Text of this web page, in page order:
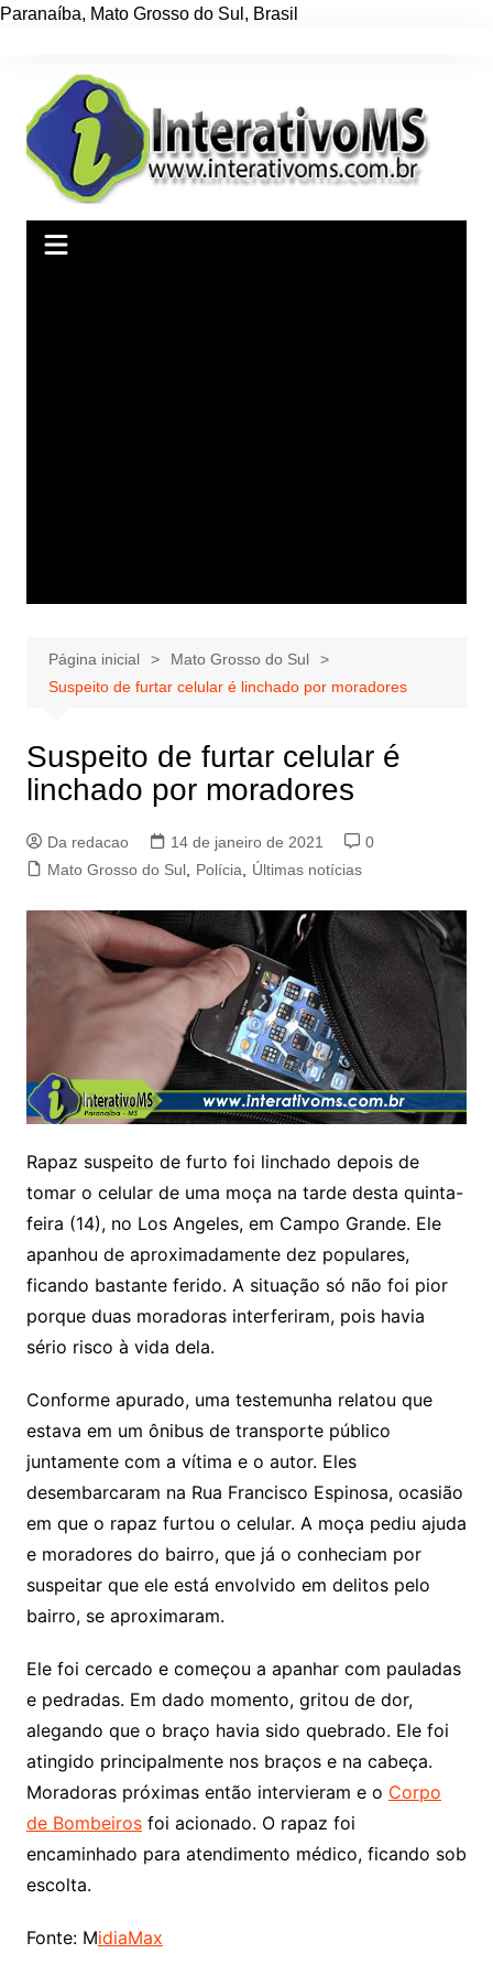
Paranaíba, Mato Grosso do Sul , Brasil
conteúdo
Página inicial
Mato Grosso do Sul
Suspeito de furtar celular é linchado por moradores
Suspeito de furtar celular é
linchado por moradores
Da redacao 14 de janeiro de 2021
0
Mato Grosso do Sul, Polícia Últimas notícias
Rapaz suspeito de furto foi linchado depois de
tomar o celular de uma moça na tarde desta quinta-
feira (14), no Los Angeles, em Campo Grande. Ele
apanhou de aproximadamente dez populares,
ficando bastante ferido. A situação só não foi pior
porque duas moradoras interferiram, pois havia
sério risco à vida dela.
Conforme apurado, uma testemunha relatou que
estava em um ônibus de transporte público
juntamente com a vítima e o autor. Eles
desembarcaram na Rua Francisco Espinosa, ocasião
em que o rapaz furtou o celular. A moça pediu ajuda
e moradores do bairro, que já o conheciam por
suspeitar que ele está envolvido em delitos pelo
bairro, se aproximaram.
Ele foi cercado e começou a apanhar com pauladas
e pedradas. Em dado momento, gritou de dor,
alegando que o braço havia sido quebrado. Ele foi
atingido principalmente nos braços e na cabeça.
Moradoras próximas então intervieram e o Corpo
de Bombeirosfoi acionado. O rapaz foi
encaminhado para atendimento médico, ficando sob
escolta.
Fonte: MidiaMax